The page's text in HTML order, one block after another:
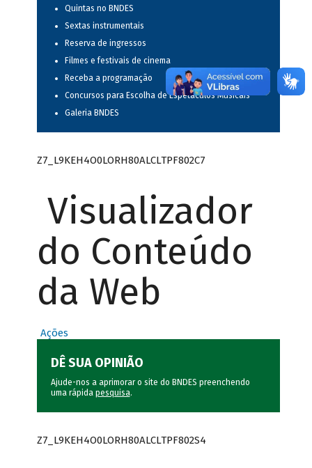
Quintas no BNDES
Sextas instrumentais
Reserva de ingressos
Filmes e festivais de cinema
Receba a programação
Concursos para Escolha de Espetáculos Musicais
Galeria BNDES
Z7_L9KEH4O0LORH80ALCLTPF802C7
Visualizador
do Conteúdo
da Web
Ações
DÊ SUA OPINIÃO
Ajude-nos a aprimorar o site do BNDES preenchendo
uma rápida pesquisa.
Z7_L9KEH4O0LORH80ALCLTPF802S4